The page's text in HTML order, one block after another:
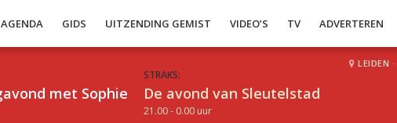
AGENDA GIDS UITZENDING GEMIST VIDEO’S TV ADVERTEREN
met Sophie
STRAKS:
De avond van Sleutelstad
21.00 - 0.00 uur
LEIDEN ·